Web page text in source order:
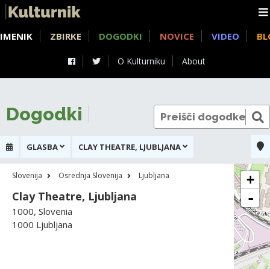
O Kulturniku About
IMENIK ZBIRKE DOGODKI NOVICE VIDEO
Dogodki
GLASBA CLAY THEATRE, LJUBLJANA
Slovenija Osrednja Slovenija Ljubljana
Clay Theatre, Ljubljana
1000, Slovenia
1000 Ljubljana
+
-